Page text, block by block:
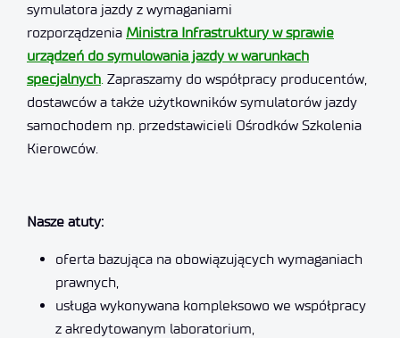
symulatora jazdy z wymaganiami
rozporządzenia Ministra Infrastruktury w sprawie
urządzeń do symulowania jazdy w warunkach
specjalnych. Zapraszamy do współpracy producentów,
dostawców a także użytkowników symulatorów jazdy
samochodem np. przedstawicieli Ośrodków Szkolenia
Kierowców.
Nasze atuty:
oferta bazująca na obowiązujących wymaganiach
prawnych,
usługa wykonywana kompleksowo we współpracy
z akredytowanym laboratorium,